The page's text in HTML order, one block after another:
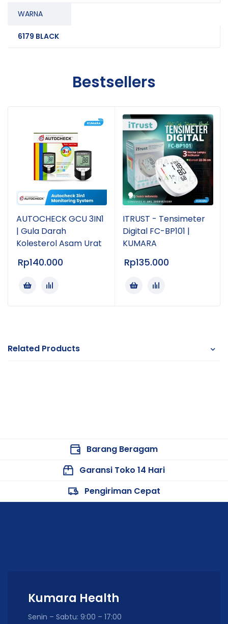
WARNA
6179 BLACK
Bestsellers
AUTOCHECK GCU 3IN1
| Gula Darah
Kolesterol Asam Urat
Rp140.000
ITRUST - Tensimeter
Digital FC-BP101 |
KUMARA
Rp135.000
Related Products
Barang Beragam
Garansi Toko 14 Hari
Pengiriman Cepat
Kumara Health
Senin – Sabtu: 9:00 – 17:00